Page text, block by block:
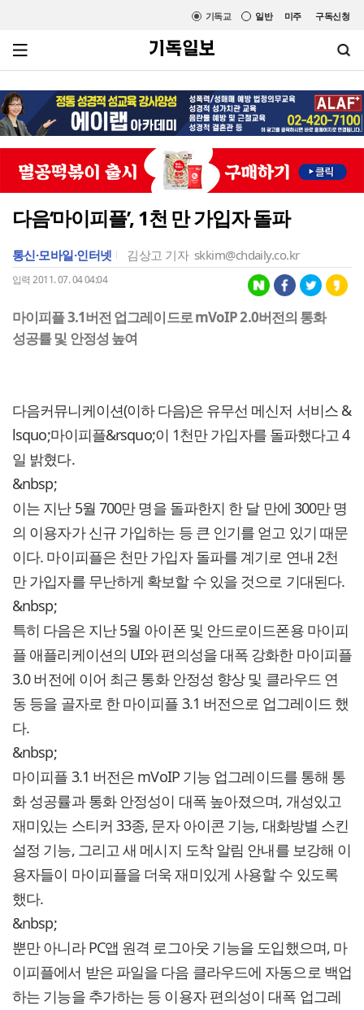
미주 구독신청
일반
기독교
다음‘마이피플’, 1천 만 가입자 돌파
통신·모바일·인터넷 김상고 기자 skkim@chdaily.co.kr
입력 2011. 07. 04 04:04
마이피플 3.1버전 업그레이드로 mVoIP 2.0버전의 통화
성공률 및 안정성 높여
다음커뮤니케이션(이하 다음)은 유무선 메신저 서비스 &
lsquo;마이피플&rsquo;이 1천만 가입자를 돌파했다고 4
일 밝혔다.
&nbsp;
이는 지난 5월 700만 명을 돌파한지 한 달 만에 300만 명
의 이용자가 신규 가입하는 등 큰 인기를 얻고 있기 때문
이다. 마이피플은 천만 가입자 돌파를 계기로 연내 2천
만 가입자를 무난하게 확보할 수 있을 것으로 기대된다.
&nbsp;
특히 다음은 지난 5월 아이폰 및 안드로이드폰용 마이피
플 애플리케이션의 UI와 편의성을 대폭 강화한 마이피플
3.0 버전에 이어 최근 통화 안정성 향상 및 클라우드 연
동 등을 골자로 한 마이피플 3.1 버전으로 업그레이드 했
다.
&nbsp;
마이피플 3.1 버전은 mVoIP 기능 업그레이드를 통해 통
화 성공률과 통화 안정성이 대폭 높아졌으며, 개성있고
재미있는 스티커 33종, 문자 아이콘 기능, 대화방별 스킨
설정 기능, 그리고 새 메시지 도착 알림 안내를 보강해 이
용자들이 마이피플을 더욱 재미있게 사용할 수 있도록
했다.
&nbsp;
뿐만 아니라 PC앱 원격 로그아웃 기능을 도입했으며, 마
이피플에서 받은 파일을 다음 클라우드에 자동으로 백업
하는 기능을 추가하는 등 이용자 편의성이 대폭 업그레